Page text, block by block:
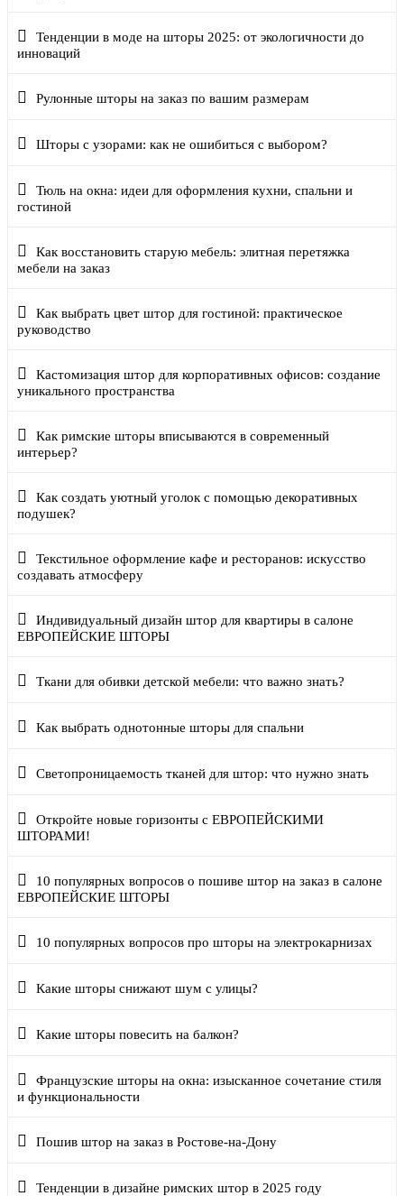
Тенденции в моде на шторы 2025: от экологичности до
инноваций
Рулонные шторы на заказ по вашим размерам
Шторы с узорами: как не ошибиться с выбором?
Тюль на окна: идеи для оформления кухни, спальни и
гостиной
Как восстановить старую мебель: элитная перетяжка
мебели на заказ
Как выбрать цвет штор для гостиной: практическое
руководство
Кастомизация штор для корпоративных офисов: создание
уникального пространства
Как римские шторы вписываются в современный
интерьер?
Как создать уютный уголок с помощью декоративных
подушек?
Текстильное оформление кафе и ресторанов: искусство
создавать атмосферу
Индивидуальный дизайн штор для квартиры в салоне
ЕВРОПЕЙСКИЕ ШТОРЫ
Ткани для обивки детской мебели: что важно знать?
Как выбрать однотонные шторы для спальни
Светопроницаемость тканей для штор: что нужно знать
Откройте новые горизонты с ЕВРОПЕЙСКИМИ
ШТОРАМИ!
10 популярных вопросов о пошиве штор на заказ в салоне
ЕВРОПЕЙСКИЕ ШТОРЫ
10 популярных вопросов про шторы на электрокарнизах
Какие шторы снижают шум с улицы?
Какие шторы повесить на балкон?
Французские шторы на окна: изысканное сочетание стиля
и функциональности
Пошив штор на заказ в Ростове-на-Дону
Тенденции в дизайне римских штор в 2025 году